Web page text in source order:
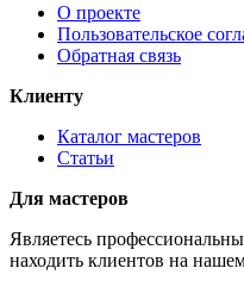
О проекте
Пользовательское
Обратная связь
Клиенту
Каталог мастеров
Статьи
Для мастеров
Являетесь
находить клиентов на